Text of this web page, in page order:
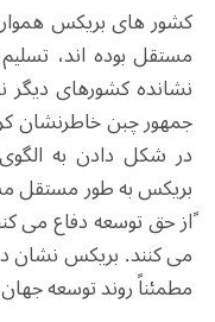
کشور های بریکس
مستقل بوده ‌اند،
نشانده کشورهای
جمهور چبن خاطرنشان
در شکل دادن به
بریکس به طور مستقل
ًاز حق توسعه دفاع می
می کنند. بریکس
مطمئناً روند توسعه